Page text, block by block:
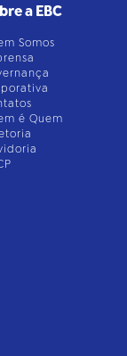
a EBC
Somos
é Quem